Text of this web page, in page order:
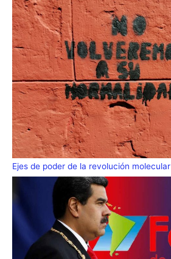
Ejes de poder de la revolución molecular